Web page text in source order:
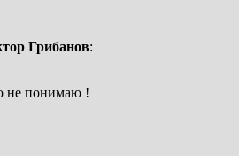
Грибанов:
не понимаю !